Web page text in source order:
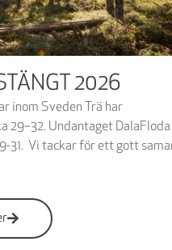
2026
inom Sveden Trä har
29–32. Undantaget DalaFloda
31. Vi tackar för ett gott